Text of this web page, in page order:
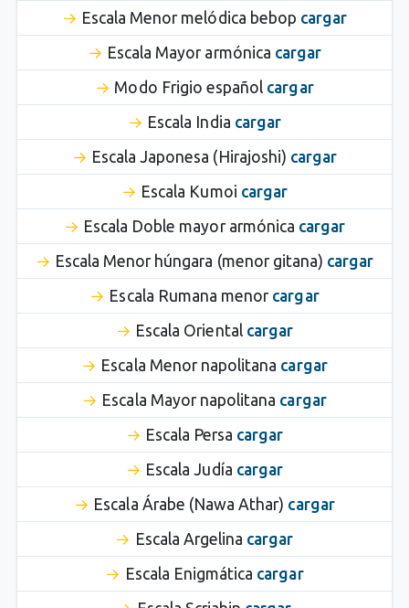
Escala Menor melódica bebop cargar
Escala Mayor armónica cargar
Modo Frigio español cargar
Escala India cargar
Escala Japonesa (Hirajoshi) cargar
Escala Kumoi cargar
Escala Doble mayor armónica cargar
Escala Menor húngara (menor gitana) cargar
Escala Rumana menor cargar
Escala Oriental cargar
Escala Menor napolitana cargar
Escala Mayor napolitana cargar
Escala Persa cargar
Escala Judía cargar
Escala Árabe (Nawa Athar) cargar
Escala Argelina cargar
Escala Enigmática cargar